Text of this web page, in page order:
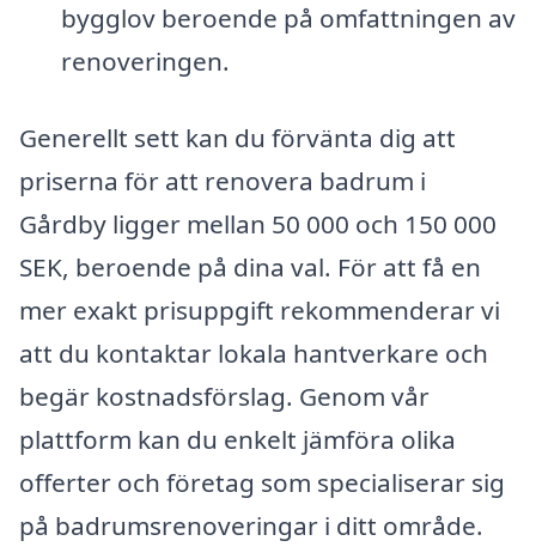
bygglov beroende på omfattningen av
renoveringen.
Generellt sett kan du förvänta dig att
priserna för att renovera badrum i
Gårdby ligger mellan 50 000 och 150 000
SEK, beroende på dina val. För att få en
mer exakt prisuppgift rekommenderar vi
att du kontaktar lokala hantverkare och
begär kostnadsförslag. Genom vår
plattform kan du enkelt jämföra olika
offerter och företag som specialiserar sig
på badrumsrenoveringar i ditt område.